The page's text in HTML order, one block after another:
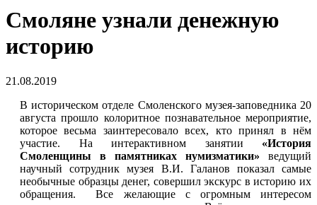
Смоляне узнали денежную
историю
21.08.2019
В историческом отделе Смоленского музея-заповедника 20
августа прошло колоритное познавательное мероприятие,
которое весьма заинтересовало всех, кто принял в нём
участие. На интерактивном занятии «История
Смоленщины в памятниках нумизматики» ведущий
научный сотрудник музея В.И. Галанов показал самые
необычные образцы денег, совершил экскурс в историю их
обращения. Все желающие с огромным интересом